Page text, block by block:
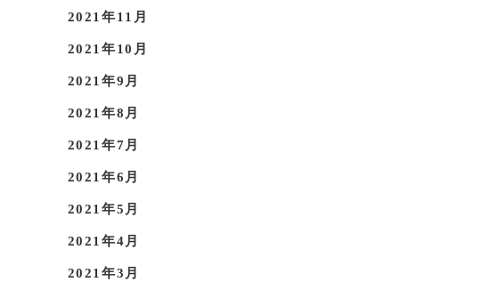
2021年11月
2021年10月
2021年9月
2021年8月
2021年7月
2021年6月
2021年5月
2021年4月
2021年3月